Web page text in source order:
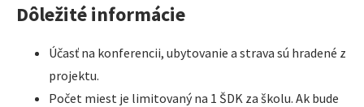
Dôležité informácie
Účasť na konferencii, ubytovanie a strava sú hradené z
projektu.
Počet miest je limitovaný na 1 ŠDK za školu. Ak bude